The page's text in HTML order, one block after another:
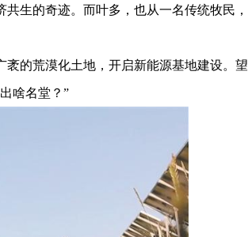
生的奇迹。而叶多，也从一名传统牧民，
的荒漠化土地，开启新能源基地建设。望
啥名堂？”